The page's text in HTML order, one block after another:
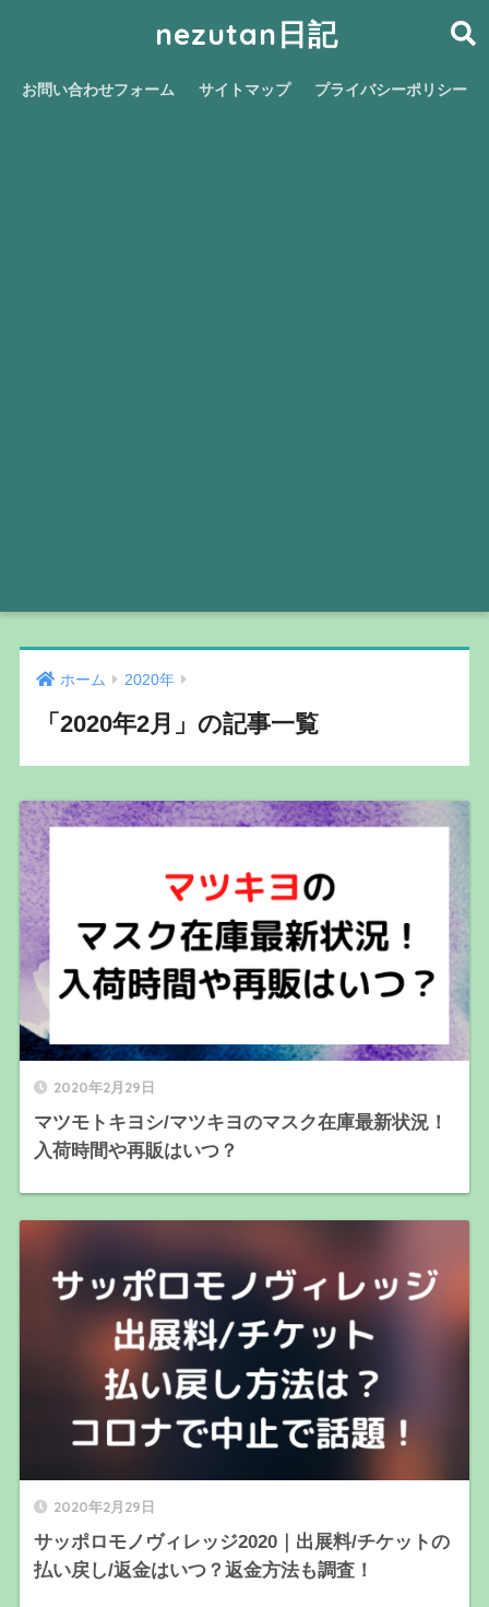
nezutan日記
お問い合わせフォーム サイトマップ プライバシーポリシー
ホーム 2020年
「2020年2月」の記事一覧
2020年2月29日
マツモトキヨシ/マツキヨのマスク在庫最新状況！
入荷時間や再販はいつ？
2020年2月29日
サッポロモノヴィレッジ2020｜出展料/チケットの
払い戻し/返金はいつ？返金方法も調査！